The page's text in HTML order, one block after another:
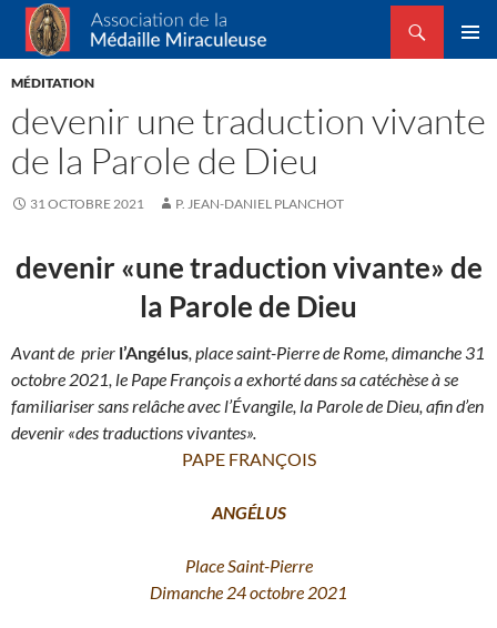
Association de la Médaille Miraculeuse
Recherche
ALLER
AU
MÉDITATION
devenir une traduction vivante
de la Parole de Dieu
31 OCTOBRE 2021 P. JEAN-DANIEL PLANCHOT
devenir «une traduction vivante» de
la Parole de Dieu
Avant de prier l’Angélus, place saint-Pierre de Rome, dimanche 31
octobre 2021, le Pape François a exhorté dans sa catéchèse à se
familiariser sans relâche avec l’Évangile, la Parole de Dieu, afin d’en
devenir «des traductions vivantes».
PAPE FRANÇOIS
ANGÉLUS
Place Saint-Pierre
Dimanche 24 octobre 2021